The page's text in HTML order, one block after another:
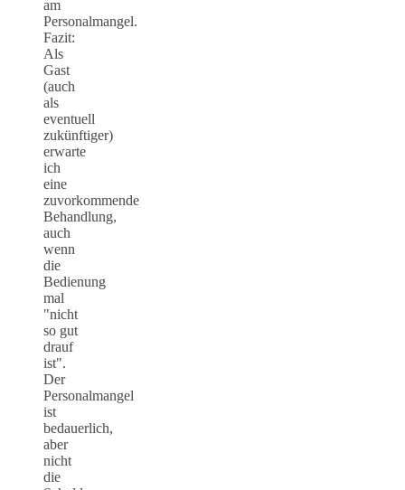
am
Personalmangel.
Fazit:
Als
Gast
(auch
als
eventuell
zukünftiger)
erwarte
ich
eine
zuvorkommende
Behandlung,
auch
wenn
die
Bedienung
mal
"nicht
so gut
drauf
ist".
Der
Personalmangel
ist
bedauerlich,
aber
nicht
die